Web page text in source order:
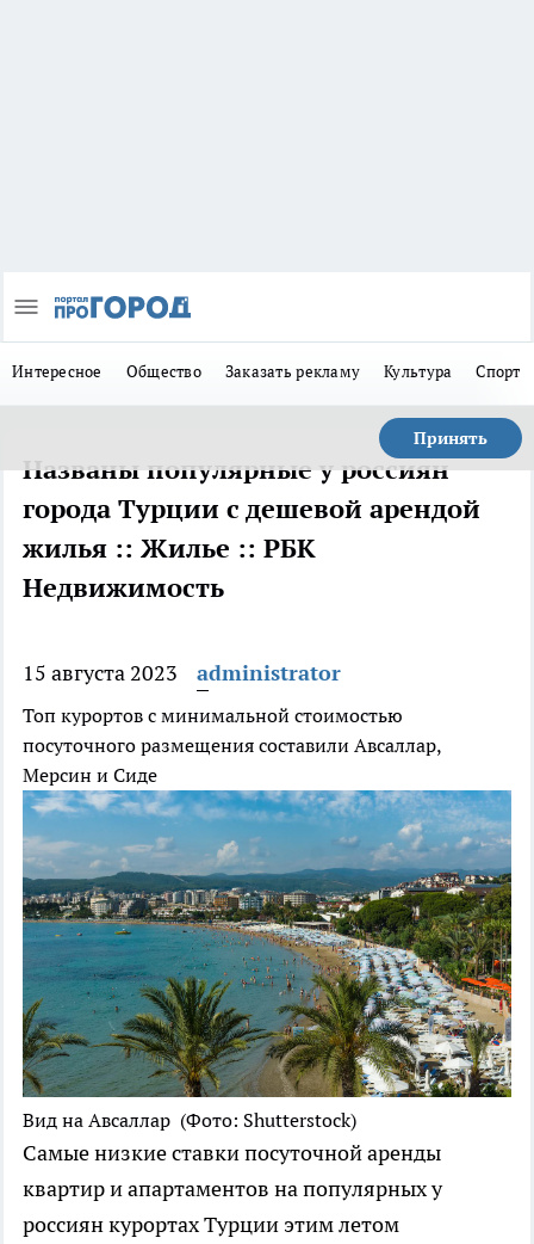
Интересное Общество Заказать рекламу Культура Спорт
Принять
Названы популярные у россиян
города Турции с дешевой арендой
жилья :: Жилье :: РБК
Недвижимость
15 августа 2023 administrator
Топ курортов с минимальной стоимостью
посуточного размещения составили Авсаллар,
Мерсин и Сиде
Вид на Авсаллар (Фото: Shutterstock)
Самые низкие ставки посуточной аренды
квартир и апартаментов на популярных у
россиян курортах Турции этим летом